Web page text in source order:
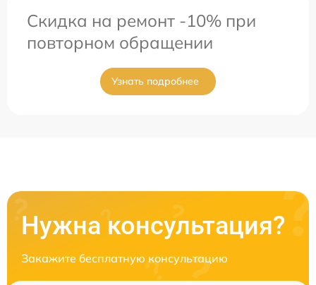
Скидка на ремонт -10% при
повторном обращении
Узнать подробнее
Нужна консультация?
Закажите бесплатную консультацию